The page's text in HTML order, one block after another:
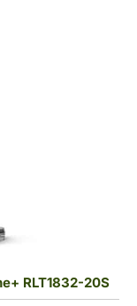
RLT1832-20S